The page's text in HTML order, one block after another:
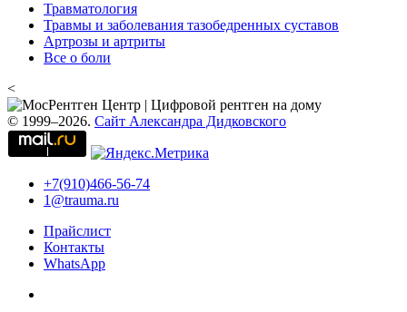
Травматология
Травмы и заболевания тазобедренных суставов
Артрозы и артриты
Все о боли
<
© 1999–2026. Сайт Александра Дидковского
+7(910)466-56-74
1@trauma.ru
Прайслист
Контакты
WhatsApp